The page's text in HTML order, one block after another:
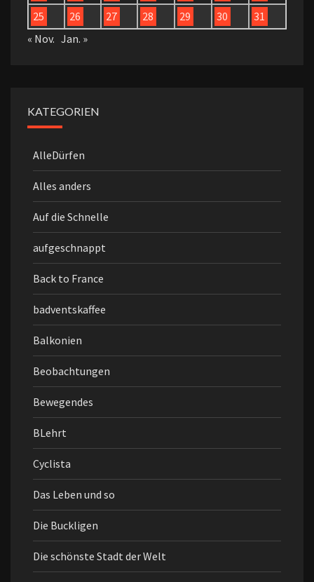
25
26 27 28 29 30
31
« Nov. Jan. »
KATEGORIEN
AlleDürfen
Alles anders
Auf die Schnelle
aufgeschnappt
Back to France
badventskaffee
Balkonien
Beobachtungen
Bewegendes
BLehrt
Cyclista
Das Leben und so
Die Buckligen
Die schönste Stadt der Welt